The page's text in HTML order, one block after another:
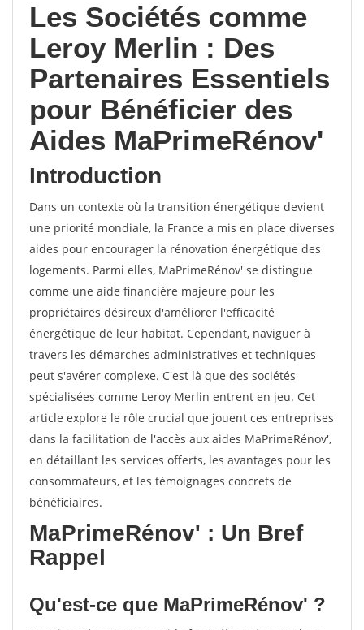
Les Sociétés comme
Leroy Merlin : Des
Partenaires Essentiels
pour Bénéficier des
Aides MaPrimeRénov'
Introduction
Dans un contexte où la transition énergétique devient
une priorité mondiale, la France a mis en place diverses
aides pour encourager la rénovation énergétique des
logements. Parmi elles, MaPrimeRénov' se distingue
comme une aide financière majeure pour les
propriétaires désireux d'améliorer l'efficacité
énergétique de leur habitat. Cependant, naviguer à
travers les démarches administratives et techniques
peut s'avérer complexe. C'est là que des sociétés
spécialisées comme Leroy Merlin entrent en jeu. Cet
article explore le rôle crucial que jouent ces entreprises
dans la facilitation de l'accès aux aides MaPrimeRénov',
en détaillant les services offerts, les avantages pour les
consommateurs, et les témoignages concrets de
bénéficiaires.
MaPrimeRénov' : Un Bref
Rappel
Qu'est-ce que MaPrimeRénov' ?